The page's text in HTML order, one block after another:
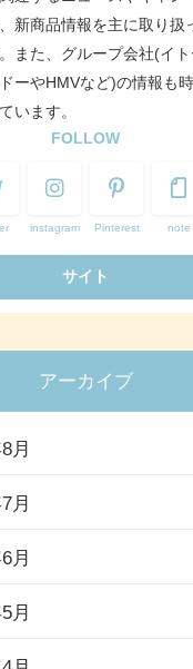
新商品情報を主に取り扱
また、グループ会社(イト
ーやHMVなど)の情報も
います。
FOLLOW
instagram Pinterest note
アーカイブ
月
月
月
月